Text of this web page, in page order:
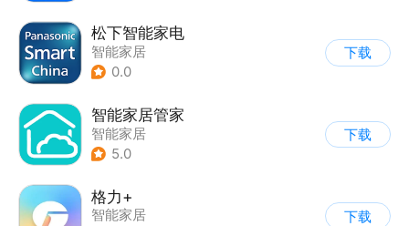
松下智能家电
智能家居
0.0
下载
智能家居管家
智能家居
5.0
下载
格力+
智能家居
下载